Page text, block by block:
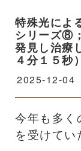
特殊光によ
シリーズ⑧
発見し治療
４分１５秒）
2025-12-04
今年も多く
を受けてい